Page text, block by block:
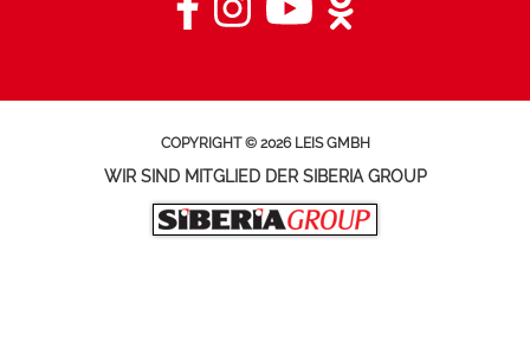
COPYRIGHT © 2026 LEIS GMBH
WIR SIND MITGLIED DER SIBERIA GROUP